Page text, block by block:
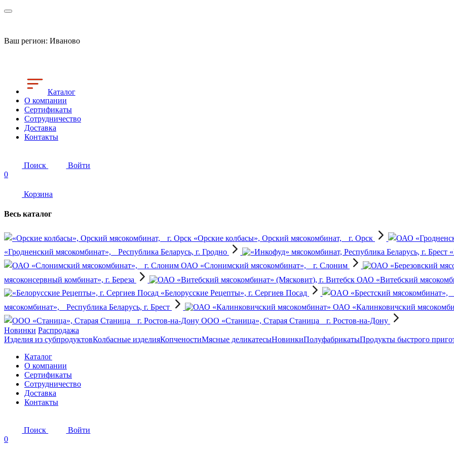
Ваш регион: Иваново
Каталог
О компании
Сертификаты
Сотрудничество
Доставка
Контакты
Поиск
Войти
0
Корзина
Весь каталог
«Орские колбасы», Орский мясокомбинат, г. Орск
«Гродненский мясокомбинат», Республика Беларусь, г. Гродно
ОАО «Слонимский мясокомбинат», г. Слоним
мясоконсервный комбинат», г. Береза
ОАО «Витебский
«Белорусские Рецепты», г. Сергиев Посад
мясокомбинат», Республика Беларусь, г. Брест
ОАО «Калинковичский
OOO «Станица», Старая Станица г. Ростов-на-Дону
Новинки Распродажа
Изделия из субпродуктовКолбасные изделияКопченостиМясные деликатесыНовинкиПолуфабрикатыПродукты быстрого
Каталог
О компании
Сертификаты
Сотрудничество
Доставка
Контакты
Поиск
Войти
0